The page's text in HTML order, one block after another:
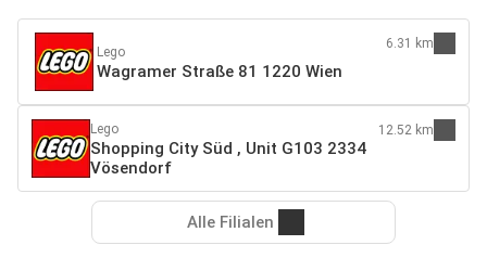
Lego
Wagramer Straße 81 1220 Wien
6.31 km
Lego
Shopping City Süd , Unit G103 2334
Vösendorf
12.52 km
Alle Filialen